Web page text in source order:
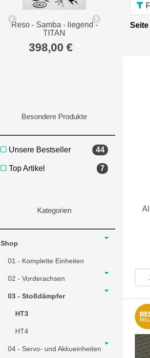
Seite
Reso - Samba - liegend -
TITAN
398,00 €
Reso -
Besondere Produkte
44
Unsere Bestseller
7
Top Artikel
Kategorien
Shop
01 - Komplette Einheiten
02 - Vorderachsen
03 - Stoßdämpfer
HT3
HT4
04 - Servo- und Akkueinheiten